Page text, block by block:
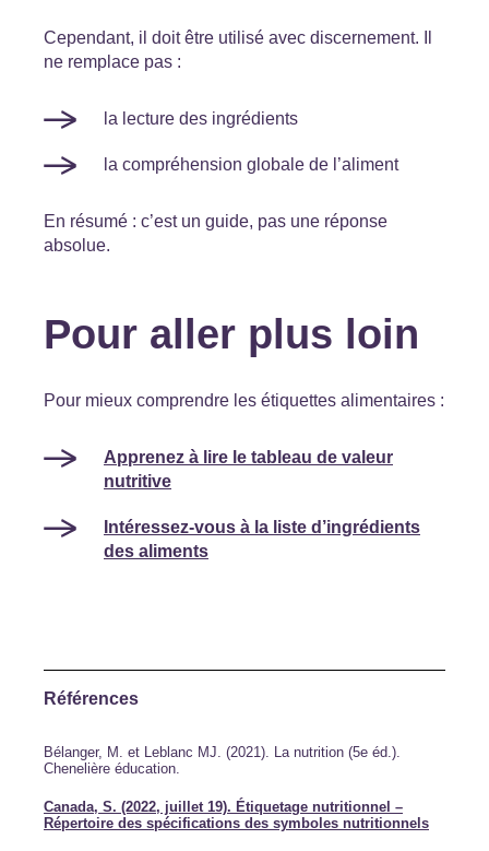
Cependant, il doit être utilisé avec discernement. Il
ne remplace pas :
la lecture des ingrédients
la compréhension globale de l’aliment
En résumé : c’est un guide, pas une réponse
absolue.
Pour aller plus loin
Pour mieux comprendre les étiquettes alimentaires :
Apprenez à lire le tableau de valeur
nutritive
Intéressez-vous à la liste d’ingrédients
des aliments
Références
Bélanger, M. et Leblanc MJ. (2021). La nutrition (5e éd.).
Chenelière éducation.
Canada, S. (2022, juillet 19). Étiquetage nutritionnel –
Répertoire des spécifications des symboles nutritionnels